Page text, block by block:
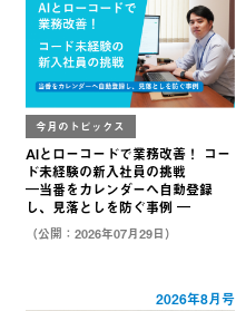
今月のトピックス
AIとローコードで業務改善！ コー
ド未経験の新入社員の挑戦
―当番をカレンダーへ自動登録
し、見落としを防ぐ事例 ―
（公開：2026年07月29日）
2026年8月号